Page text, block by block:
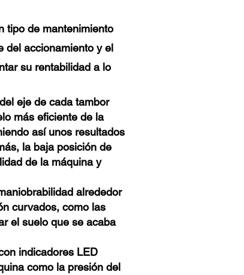
tipo de mantenimiento
del accionamiento y el
su rentabilidad a lo
eje de cada tambor
más eficiente de la
así unos resultados
la baja posición de
de la máquina y
alrededor
curvados, como las
el suelo que se acaba
indicadores LED
como la presión del